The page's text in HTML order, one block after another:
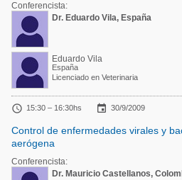
Conferencista:
Dr. Eduardo Vila, España
Eduardo Vila
España
Licenciado en Veterinaria
 15:30 – 16:30hs  30/9/2009
Control de enfermedades virales y
aerógena
Conferencista:
Dr. Mauricio Castellanos,